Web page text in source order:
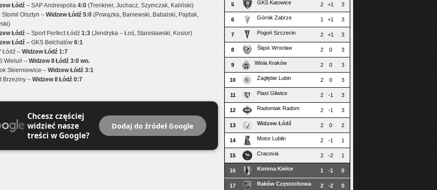
Łódź – SAP Andrespolia 4:0 (Trenkner, Juchacz, Szymczak, Kaliński)
Stomil Olsztyn – Widzew Łódź 5:0 (Powązka, Baniewski, Babalski, Pajdak,
Łódź – Sport Perfect Łódź 1:3 (Jendryka – Łoś, Stanisławski, Kosior)
Łódź – GKS Bełchatów 6:1
Łódź – Widzew Łódź 1:7
Wieluń – Widzew II Łódź 3:0 wo.
Skierniewice – Widzew Łódź 3:1
Brzeziny – Widzew II Łódź 0:7
Chcesz częściej
widzieć nasze
treści w Google?
Dodaj do źródeł Google
5 GKS Katowice 2 +1 3
6 Górnik Zabrze 1 +1 3
7 Pogoń Szczecin 2 +1 3
8 Śląsk Wrocław 2 0 3
9 Wisła Kraków 2 0 3
10 Zagłębie Lubin 2 0 3
11 Piast Gliwice 2 -1 3
12 Radomiak Radom 2 -1 3
13 Widzew Łódź 2 0 2
14 Motor Lublin 2 -1 1
15 Cracovia 2 -2 1
16 Korona Kielce 1 -1 0
17 Raków Częstochowa 2 -2 0